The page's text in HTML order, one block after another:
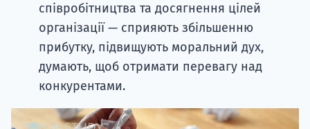
співробітництва та досягнення цілей
організації — сприяють збільшенню
прибутку, підвищують моральний дух,
думають, щоб отримати перевагу над
конкурентами.